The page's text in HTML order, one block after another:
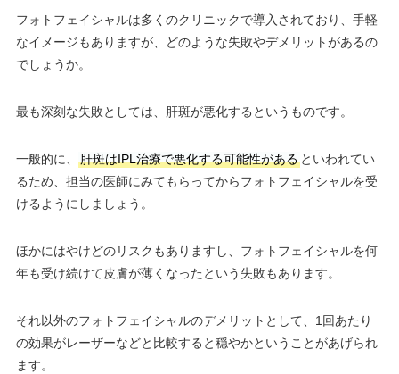
フォトフェイシャルは多くのクリニックで導入されており、手軽
なイメージもありますが、どのような失敗やデメリットがあるの
でしょうか。
最も深刻な失敗としては、肝斑が悪化するというものです。
一般的に、 肝斑はIPL治療で悪化する可能性があるといわれてい
るため、担当の医師にみてもらってからフォトフェイシャルを受
けるようにしましょう。
ほかにはやけどのリスクもありますし、フォトフェイシャルを何
年も受け続けて皮膚が薄くなったという失敗もあります。
それ以外のフォトフェイシャルのデメリットとして、1回あたり
の効果がレーザーなどと比較すると穏やかということがあげられ
ます。